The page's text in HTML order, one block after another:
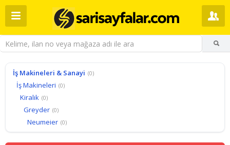
İş Makineleri & Sanayi (0)
İş Makineleri (0)
Kiralık (0)
Greyder (0)
Neumeier (0)